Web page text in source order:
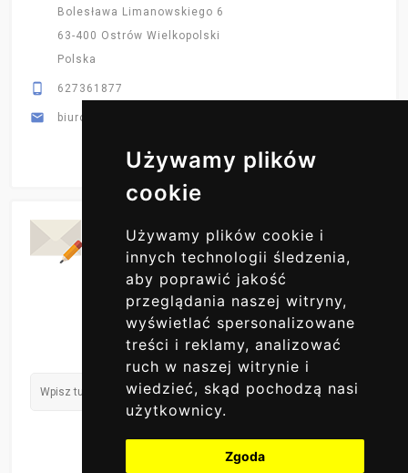
Używamy plików
cookie
Używamy plików cookie i
innych technologii śledzenia,
aby poprawić jakość
przeglądania naszej witryny,
wyświetlać spersonalizowane
treści i reklamy, analizować
ruch w naszej witrynie i
wiedzieć, skąd pochodzą nasi
użytkownicy.
Zgoda
Bolesława Limanowskiego 6
63-400 Ostrów Wielkopolski
Polska
 627361877
 biuro@primex-hurt.pl
Codzienne Aktualizacje
ZAPISZ SIĘ DO NAS